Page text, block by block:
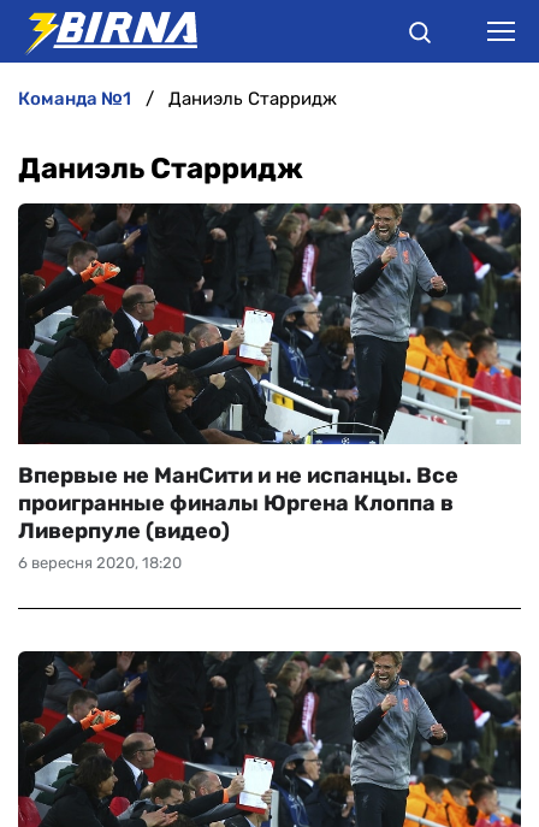
ІНТЕРВ'Ю
РІЗНЕ
БУКМЕКЕРИ
команда №1 Даниэль Старридж
Даниэль Старридж
6 вересня 2020, 18:20
Впервые не МанСити и не испанцы. Все
проигранные финалы Юргена Клоппа в
Ливерпуле (видео)